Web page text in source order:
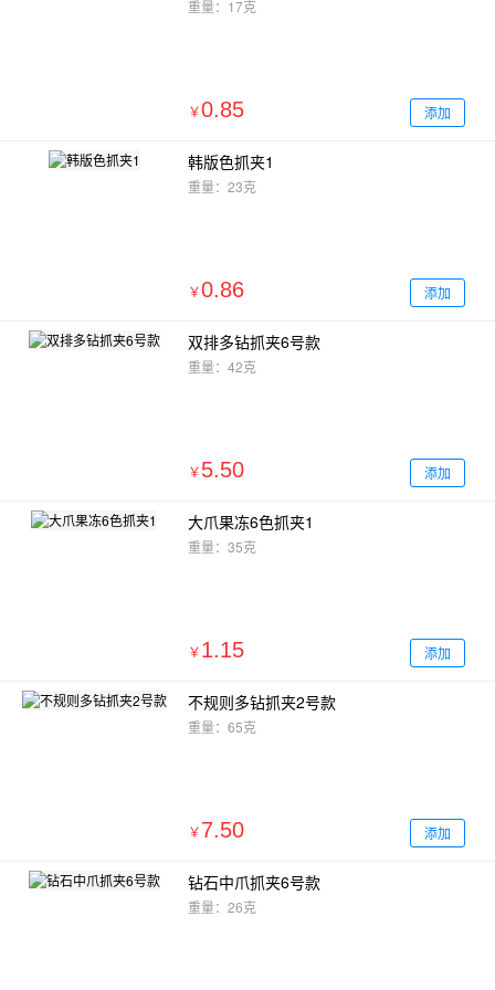
重量：17克
￥0.85 添加
韩版色抓夹1
重量：23克
￥0.86 添加
双排多钻抓夹6号款
重量：42克
￥ 5.50 添加
大爪果冻6色抓夹1
重量：35克
￥ 1.15 添加
不规则多钻抓夹2号款
重量：65克
￥ 7.50 添加
钻石中爪抓夹6号款
重量：26克